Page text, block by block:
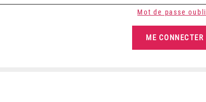
Mot de passe